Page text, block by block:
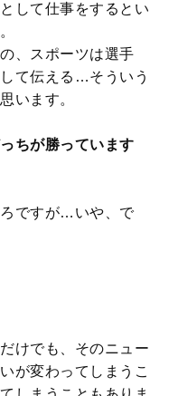
して仕事をするとい
、スポーツは選手
て伝える…そういう
います。
ちが勝っています
ですが…いや、で
けでも、そのニュー
が変わってしまうこ